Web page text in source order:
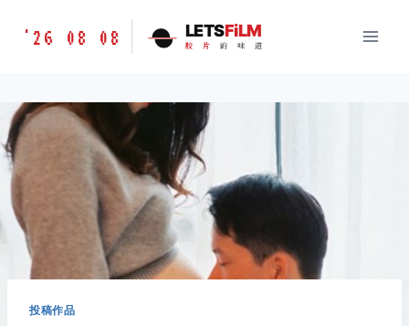
胶
味
道
LETSFILM
'26 08 08 LETSFiLM
胶 片 的 味 道
投稿作品